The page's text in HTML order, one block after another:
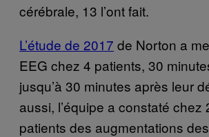
cérébrale, 13 l’ont fait.
L’étude de 2017 de Norton a
EEG chez 4 patients, 30
jusqu’à 30 minutes après leur
aussi, l’équipe a constaté chez
patients des augmentations